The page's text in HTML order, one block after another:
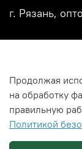
Новости
Каталоги
г. Рязань,
Продолжая
на обработку
правильную
Политикой